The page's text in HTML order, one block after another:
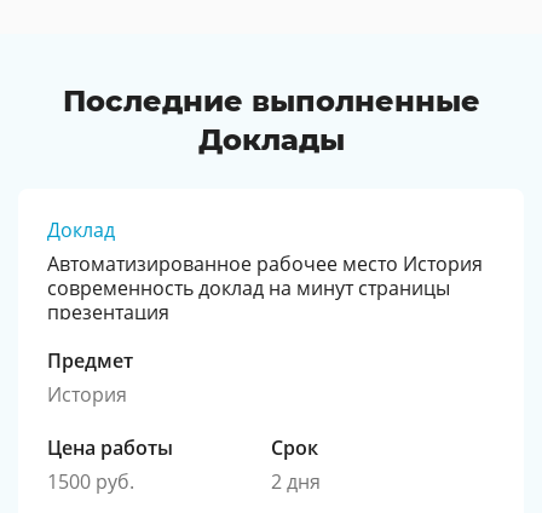
Последние выполненные
Доклады
Доклад
Автоматизированное рабочее место История
современность доклад на минут страницы
презентация
Предмет
История
Цена работы
1500 руб.
Срок
2 дня